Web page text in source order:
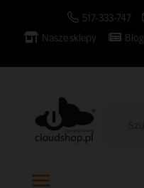
517-333-747
Nasze sklepy
Blog